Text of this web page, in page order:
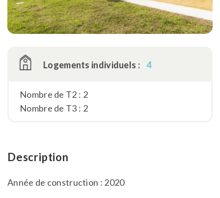
Logements individuels : 4
Nombre de T2 : 2
Nombre de T3 : 2
Description
Année de construction : 2020